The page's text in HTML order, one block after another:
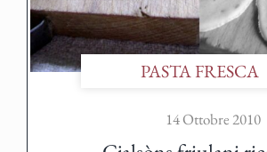
PASTA FRESCA
14 Ottobre 2010